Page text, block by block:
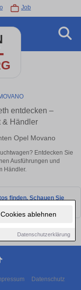
ablehnen
Datenschutzerklärung
Job
entdecken –
& Händler
Opel Movano
Entdecken Sie
Ausführungen und
Händler.
finden. Schauen Sie
Datenschutz